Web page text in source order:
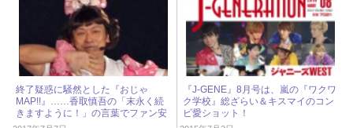
終了疑惑に騒然とした『おじゃ
MAP!!』……香取慎吾の「末永く続
きますように！」の言葉でファン安
堵！
『J-GENE』8月号は、嵐の『ワクワ
ク学校』総ざらい＆キスマイのコン
ビ愛ショット！